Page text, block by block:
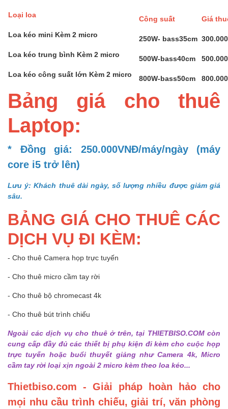
Loại loa Công suất
Giá
Loa kéo mini Kèm 2 micro
250W- bass35cm
Loa kéo trung bình Kèm 2 micro
500W-bass40cm
Loa kéo công suất lớn Kèm 2 micro
800W-bass50cm
Bảng giá cho thuê
Laptop:
* Đồng giá: 250.000VNĐ/máy/ngày (máy
core i5 trở lên)
Lưu ý: Khách thuê dài ngày, số lượng nhiều được giảm giá
sâu.
BẢNG GIÁ CHO THUÊ CÁC
DỊCH VỤ ĐI KÈM:
- Cho thuê Camera họp trực tuyến
- Cho thuê micro cầm tay rời
- Cho thuê bộ chromecast 4k
- Cho thuê bút trình chiếu
Ngoài các dịch vụ cho thuê ở trên, tại THIETBISO.COM còn
cung cấp đầy đủ các thiết bị phụ kiện đi kèm cho cuộc họp
trực tuyến hoặc buổi thuyết giảng như Camera 4k, Micro
cầm tay rời loại xịn ngoài 2 micro kèm theo loa kéo...
Thietbiso.com - Giải pháp hoàn hảo cho
mọi nhu cầu trình chiếu, giải trí, văn phòng